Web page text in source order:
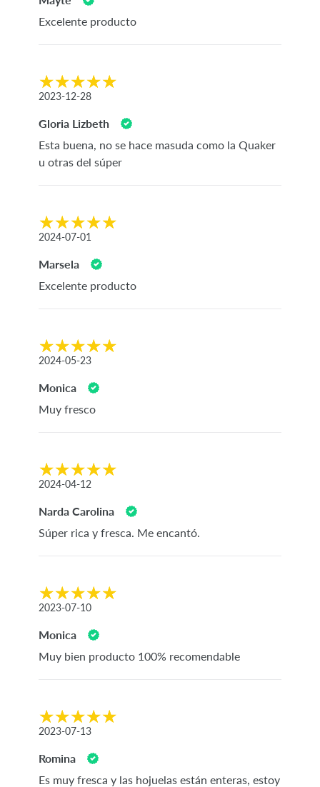
Excelente producto
2023-12-28
Gloria Lizbeth
Esta buena, no se hace masuda como la Quaker
u otras del súper
2024-07-01
Marsela
Excelente producto
2024-05-23
Monica
Muy fresco
2024-04-12
Narda Carolina
Súper rica y fresca. Me encantó.
2023-07-10
Monica
Muy bien producto 100% recomendable
2023-07-13
Romina
Es muy fresca y las hojuelas están enteras, estoy